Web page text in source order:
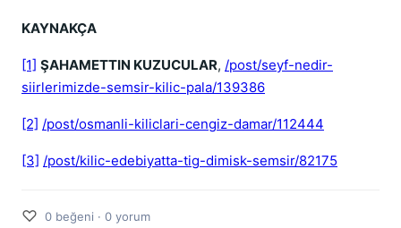
KAYNAKÇA
[1] ŞAHAMETTIN KUZUCULAR, /post/seyf-nedir-
siirlerimizde-semsir-kilic-pala/139386
[2] /post/osmanli-kiliclari-cengiz-damar/112444
[3] /post/kilic-edebiyatta-tig-dimisk-semsir/82175
♡ 0 beğeni · 0 yorum